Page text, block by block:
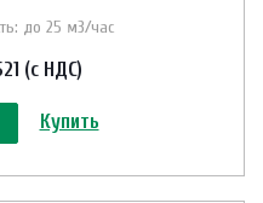
до 25 м3/час
(с НДС)
Купить